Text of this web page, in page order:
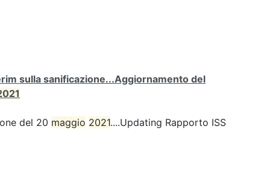
sulla sanificazione...Aggiornamento del
del 20 maggio 2021....Updating Rapporto ISS